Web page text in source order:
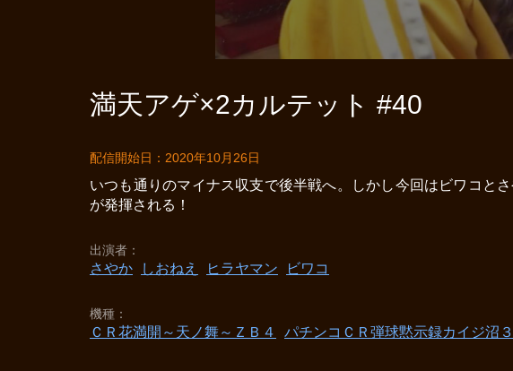
満天アゲ×2カルテット #40
配信開始日：2020年10月26日
いつも通りのマイナス収支で後半戦へ。しかし今回はビワコと
が発揮される！
出演者
さやか しおねえ ヒラヤマン ビワコ
機種
ＣＲ花満開～天ノ舞～ＺＢ４ パチンコＣＲ弾球黙示録カイジ沼